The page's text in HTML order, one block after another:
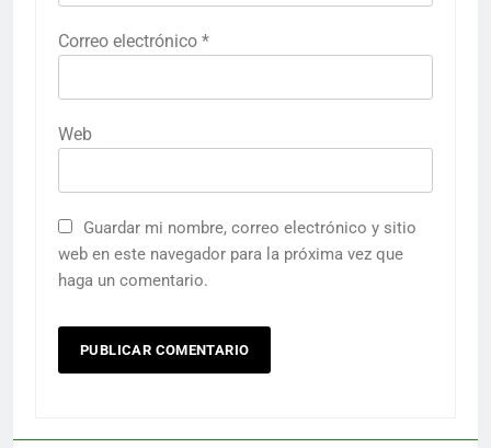
Correo electrónico *
Web
Guardar mi nombre, correo electrónico y sitio
web en este navegador para la próxima vez que
haga un comentario.